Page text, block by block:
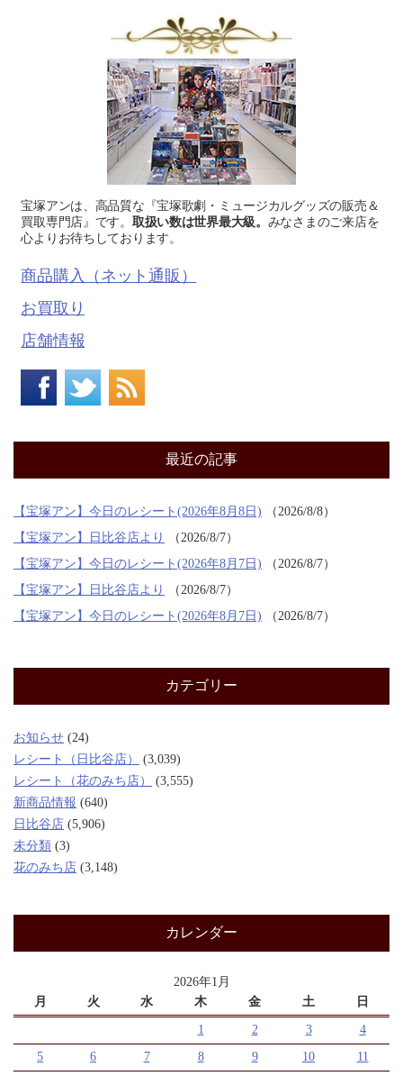
宝塚アンは、高品質な『宝塚歌劇・ミュージカルグッズの販売＆
買取専門店』です。 取扱い数は世界最大級。 みなさまのご来店を
心よりお待ちしております。
商品購入（ネット通販）
お買取り
店舗情報
最近の記事
【宝塚アン】今日のレシート(2026年8月8日)
2026/8/8
【宝塚アン】日比谷店より
2026/8/7
【宝塚アン】今日のレシート(2026年8月7日)
2026/8/7
【宝塚アン】日比谷店より
2026/8/7
【宝塚アン】今日のレシート(2026年8月7日)
2026/8/7
カテゴリー
お知らせ (24)
レシート（日比谷店）
(3,039)
レシート（花のみち店）
(3,555)
新商品情報 (640)
日比谷店 (5,906)
未分類 (3)
花のみち店 (3,148)
カレンダー
2026年1月
月
火 水 木 金 土 日
1 2 3
4
5
6 7 8 9 10
11